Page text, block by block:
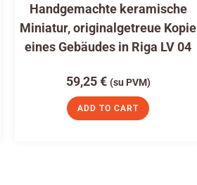
Handgemachte keramische
Miniatur, originalgetreue Kopie
eines Gebäudes in Riga LV 04
59,25€ (su PVM)
ADD TO CART